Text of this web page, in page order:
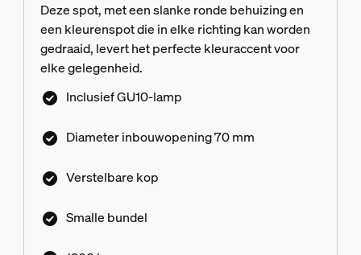
Deze spot, met een slanke ronde behuizing en
een kleurenspot die in elke richting kan worden
gedraaid, levert het perfecte kleuraccent voor
elke gelegenheid.
Inclusief GU10-lamp
Diameter inbouwopening 70 mm
Verstelbare kop
Smalle bundel